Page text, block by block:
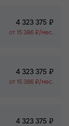
4 323 375 ₽
от 15 386 ₽/мес.
4 323 375 ₽
от 15 386 ₽/мес.
4 323 375 ₽